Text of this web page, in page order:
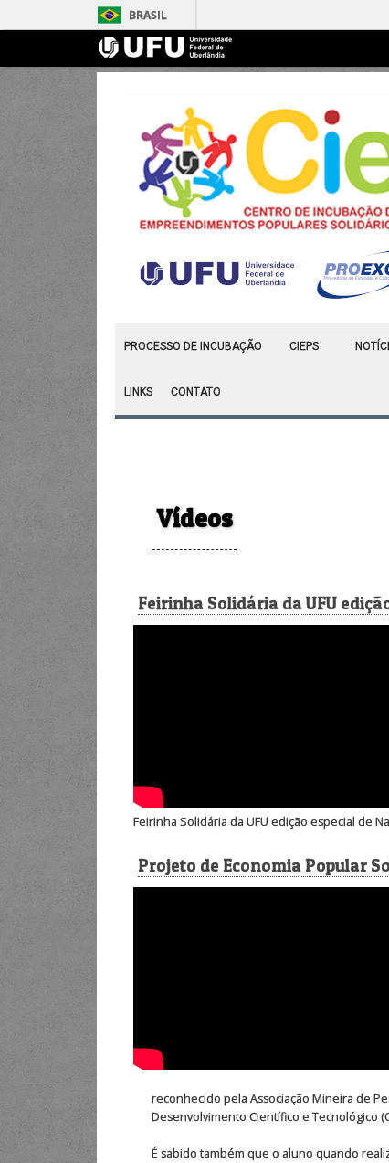
BRASIL
PROCESSO DE INCUBAÇÃO CIEPS
LINKS CONTATO
Vídeos
Feirinha Solidária da UFU
Feirinha Solidária da UFU edição especial de
Projeto de Economia Popular
reconhecido pela Associação Mineira de
Desenvolvimento Científico e Tecnológico
É sabido também que o aluno quando